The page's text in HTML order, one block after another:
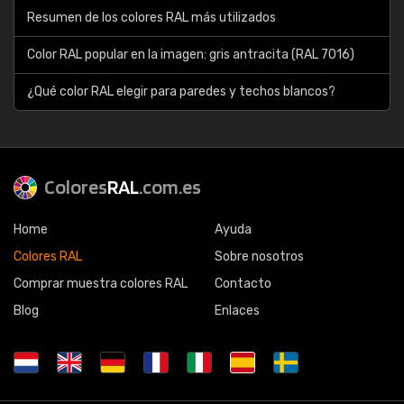
Resumen de los colores RAL más utilizados
Color RAL popular en la imagen: gris antracita (RAL 7016)
¿Qué color RAL elegir para paredes y techos blancos?
ColoresRAL.com.es
Home
Colores RAL
Comprar muestra colores RAL
Blog
Ayuda
Sobre nosotros
Contacto
Enlaces